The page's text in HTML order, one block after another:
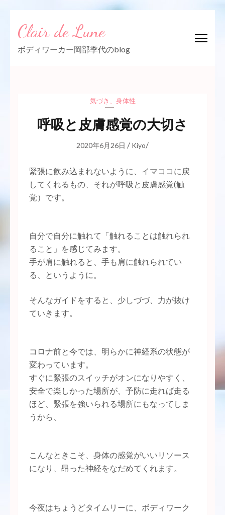
Clair de Lune
ボディワーカー岡部季代のblog
気づき 身体性
呼吸と皮膚感覚の大切さ
2020年6月26日 / Kiyo/
緊張に飲み込まれないように、イマココに戻
してくれるもの、それが呼吸と皮膚感覚(触
覚）です。
自分で自分に触れて「触れることは触れられ
ること」を感じてみます。
手が肩に触れると、手も肩に触れられてい
る、というように。
そんなガイドをすると、少しづづ、力が抜け
ていきます。
コロナ前と今では、明らかに神経系の状態が
変わっています。
すぐに緊張のスイッチがオンになりやすく、
安全で楽しかった場所が、予防に走れば走る
ほど、緊張を強いられる場所にもなってしま
うから、
こんなときこそ、身体の感覚がいいリソース
になり、昂った神経をなだめてくれます。
今夜はちょうどタイムリーに、ボディワーク